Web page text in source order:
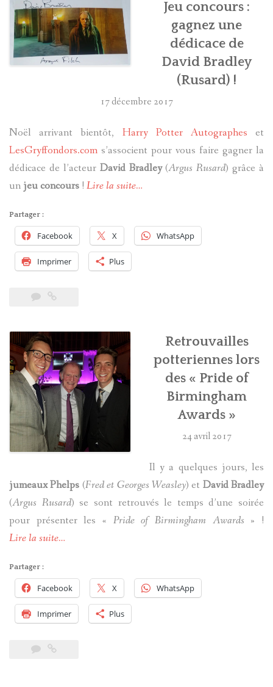
Con »
Jeu concours :
gagnez une
dédicace de
David Bradley
(Rusard) !
17 décembre 2017
Noël arrivant bientôt, Harry Potter Autographes et
LesGryffondors.com s’associent pour vous faire gagner la
dédicace de l’acteur David Bradley(Argus Rusard) grâce à
un jeu concours ! Lire la suite…
Partager :
Facebook X WhatsApp
Imprimer Plus
Retrouvailles
potteriennes lors
des « Pride of
Birmingham
Awards »
24 avril 2017
Il y a quelques jours, les
jumeaux Phelps (Fred et Georges Weasley) et David Bradley
(Argus Rusard) se sont retrouvés le temps d’une soirée
pour présenter les « Pride of Birmingham Awards » !
Lire la suite…
Partager :
Facebook X WhatsApp
Imprimer Plus